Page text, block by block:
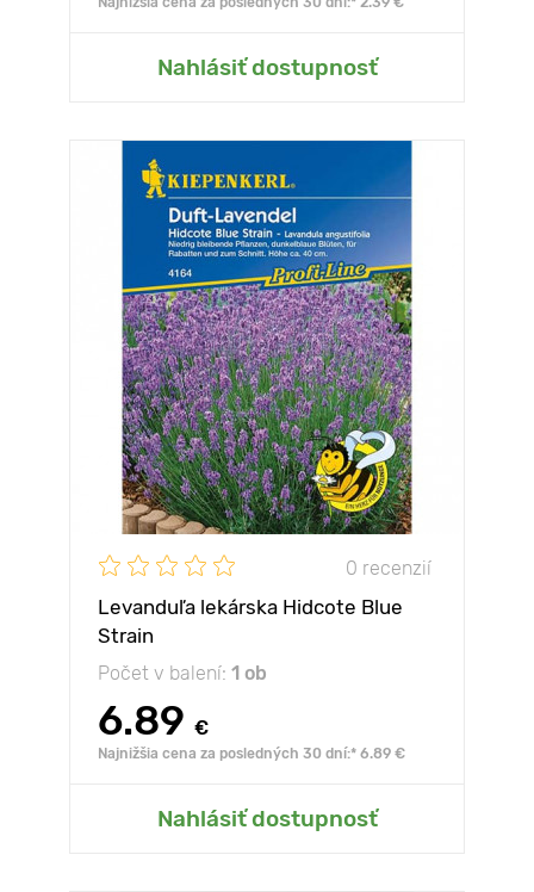
Nahlásiť dostupnosť
0 recenzií
Levanduľa lekárska Hidcote Blue
Strain
Počet v balení: 1 ob
6.89 €
Najnižšia cena za posledných 30 dní:* 6.89 €
Nahlásiť dostupnosť